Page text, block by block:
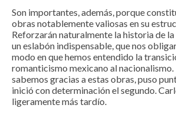
Son importantes, además, porque
obras notablemente valiosas en su
Reforzarán naturalmente la historia de
un eslabón indispensable, que nos
modo en que hemos entendido la
romanticismo mexicano al nacionalismo.
sabemos gracias a estas obras, puso
inició con determinación el segundo.
ligeramente más tardío.